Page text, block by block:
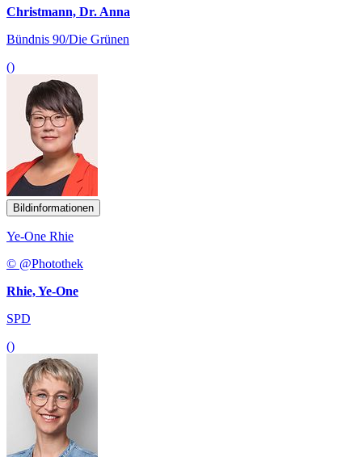
Christmann, Dr. Anna
Bündnis 90/Die Grünen
()
Bildinformationen
Ye-One Rhie
© @Photothek
Rhie, Ye-One
SPD
()